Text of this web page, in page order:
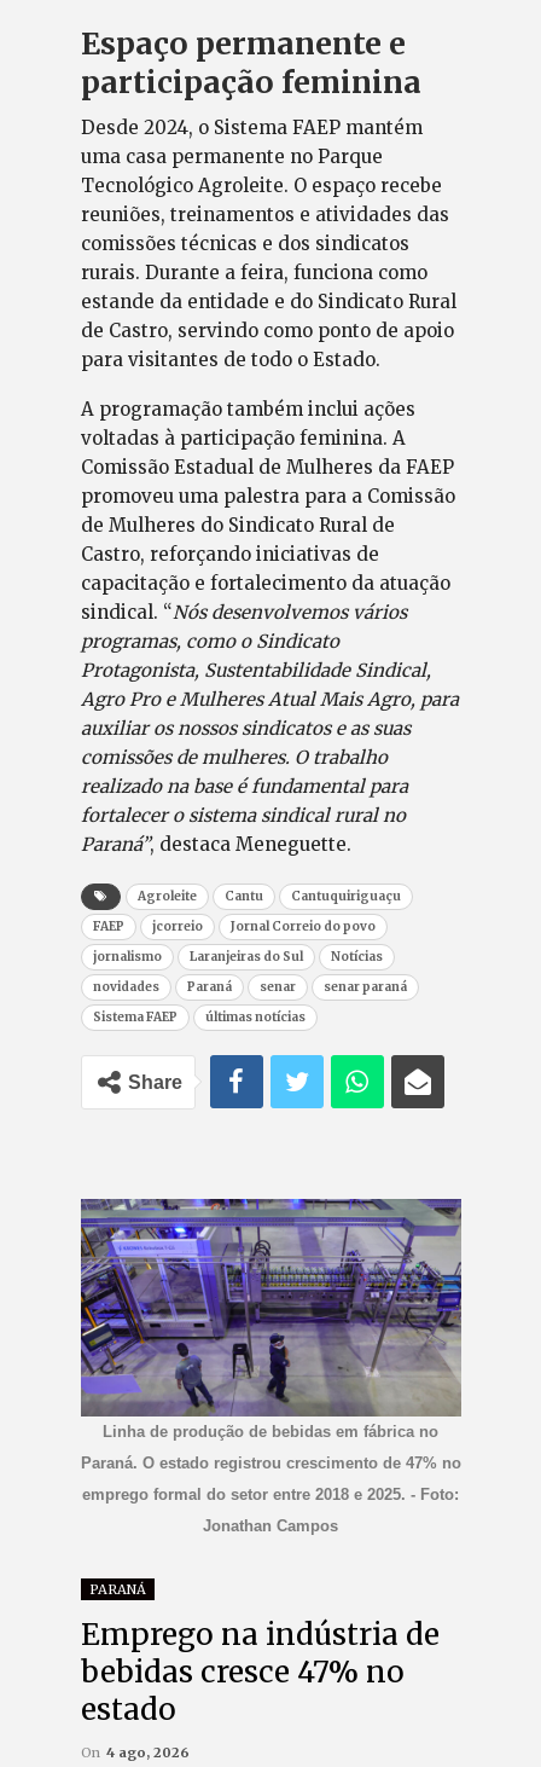
Espaço permanente e
participação feminina
Desde 2024, o Sistema FAEP mantém
uma casa permanente no Parque
Tecnológico Agroleite. O espaço recebe
reuniões, treinamentos e atividades das
comissões técnicas e dos sindicatos
rurais. Durante a feira, funciona como
estande da entidade e do Sindicato Rural
de Castro, servindo como ponto de apoio
para visitantes de todo o Estado.
A programação também inclui ações
voltadas à participação feminina. A
Comissão Estadual de Mulheres da FAEP
promoveu uma palestra para a Comissão
de Mulheres do Sindicato Rural de
Castro, reforçando iniciativas de
capacitação e fortalecimento da atuação
sindical. “Nós desenvolvemos vários
programas, como o Sindicato
Protagonista, Sustentabilidade Sindical,
Agro Pro e Mulheres Atual Mais Agro, para
auxiliar os nossos sindicatos e as suas
comissões de mulheres. O trabalho
realizado na base é fundamental para
fortalecer o sistema sindical rural no
Paraná”, destaca Meneguette.
Agroleite Cantu
Cantuquiriguaçu
FAEP
jcorreio
Jornal Correio do povo
jornalismo
Laranjeiras do Sul
Notícias
novidades
Paraná senar
senar paraná
Sistema FAEP
últimas notícias
Share
Linha de produção de bebidas em fábrica no
Paraná. O estado registrou crescimento de 47% no
emprego formal do setor entre 2018 e 2025. - Foto:
Jonathan Campos
PARANÁ
Emprego na indústria de
bebidas cresce 47% no
estado
On 4 ago, 2026